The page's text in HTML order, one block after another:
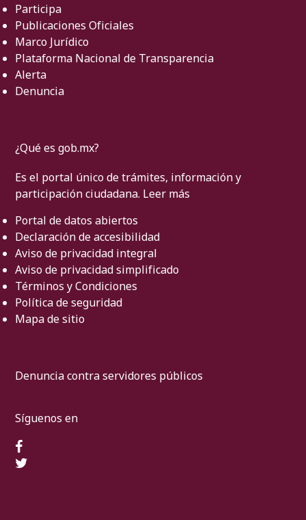
Participa
Publicaciones Oficiales
Marco Jurídico
Plataforma Nacional de Transparencia
Alerta
Denuncia
¿Qué es gob.mx?
Es el portal único de trámites, información y
participación ciudadana. Leer más
Portal de datos abiertos
Declaración de accesibilidad
Aviso de privacidad integral
Aviso de privacidad simplificado
Términos y Condiciones
Política de seguridad
Mapa de sitio
Denuncia contra servidores públicos
Síguenos en